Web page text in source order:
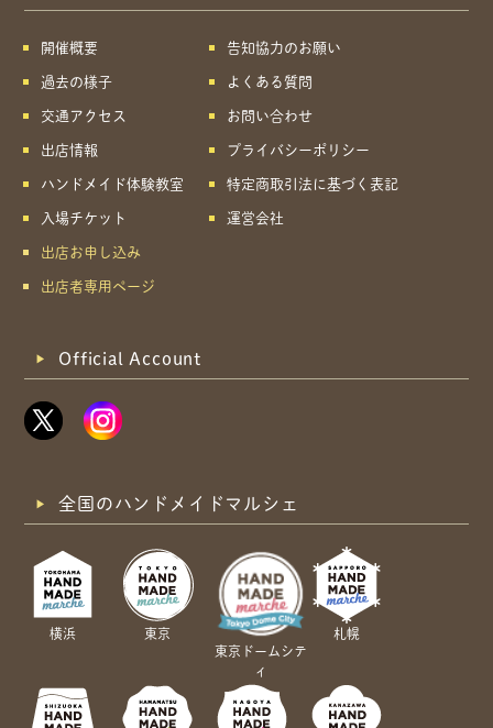
共有方法を選択
開催概要
過去の様子
交通アクセス
出店情報
ハンドメイド体験教室
入場チケット
出店お申し込み
出店者専用ページ
告知協力のお願い
よくある質問
お問い合わせ
プライバシーポリシー
特定商取引法に基づく表記
運営会社
Official Account
全国のハンドメイドマルシェ
横浜
東京
東京ドームシテ
ィ
札幌